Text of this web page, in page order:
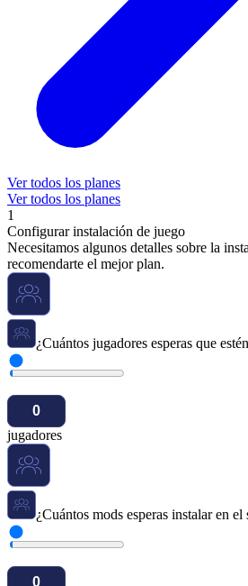
Ver todos los planes
Ver todos los planes
1
Configurar instalación de juego
Necesitamos algunos detalles sobre la
recomendarte el mejor plan.
¿Cuántos jugadores esperas que
jugadores
¿Cuántos mods esperas instalar en el